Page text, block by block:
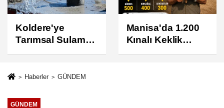
Manisa'da 1.200
Kınalı Keklik
Doğaya Salındı
Turgutlu'da 8
Ağustos
Cumartesi Günü
Haberler GÜNDEM
GÜNDEM